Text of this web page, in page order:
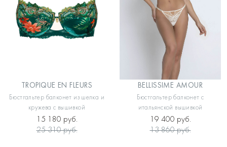
TROPIQUE EN FLEURS
Бюстгальтер балконет из шелка и
кружева с вышивкой
15 180 руб.
25 310 руб.
BELLISSIME AMOUR
Бюстгальтер балконет с
итальянской вышивкой
19 400 руб.
13 860 руб.